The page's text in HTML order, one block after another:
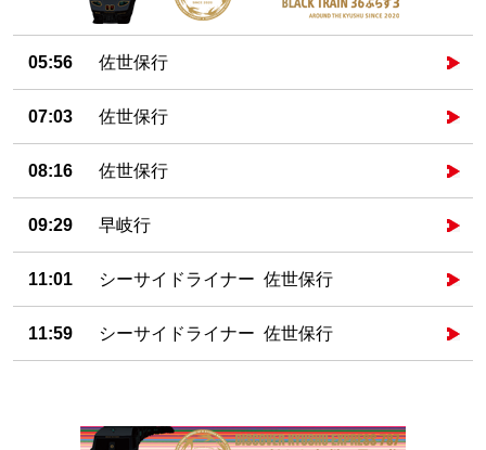
05:56 佐世保行
07:03 佐世保行
08:16 佐世保行
09:29 早岐行
11:01 シーサイドライナー 佐世保行
11:59 シーサイドライナー 佐世保行